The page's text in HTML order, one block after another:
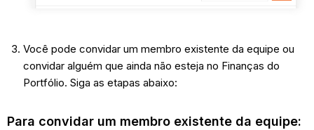
Você pode convidar um membro existente da equipe ou
convidar alguém que ainda não esteja no Finanças do
Portfólio. Siga as etapas abaixo:
Para convidar um membro existente da equipe: